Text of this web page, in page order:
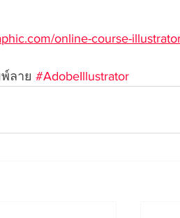
online-course-
ลาย #AdobeIllustrator